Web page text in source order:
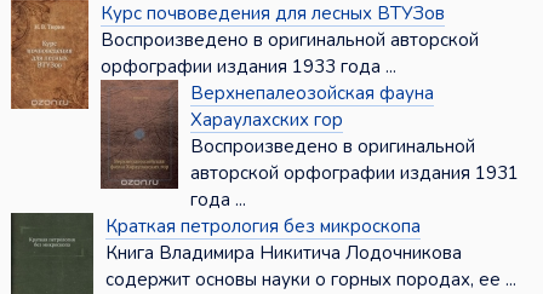
Курс почвоведения для лесных ВТУЗов
Воспроизведено в оригинальной авторской
орфографии издания 1933 года ...
Верхнепалеозойская фауна
Хараулахских гор
Воспроизведено в оригинальной
авторской орфографии издания 1931
года ...
Краткая петрология без микроскопа
Книга Владимира Никитича Лодочникова
содержит основы науки о горных породах, ее ...